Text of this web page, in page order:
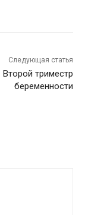
Следующая статья
Второй триместр
беременности